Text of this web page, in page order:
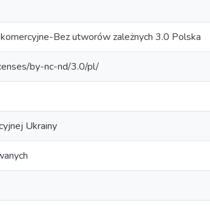
Bez utworów zależnych 3.0 Polska
by-nc-nd/3.0/pl/
Ukrainy